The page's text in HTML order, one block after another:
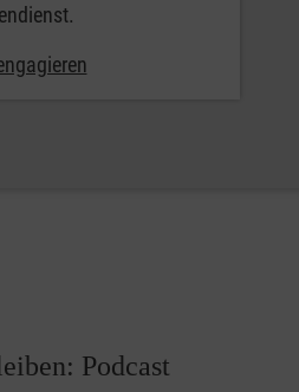
Podcast